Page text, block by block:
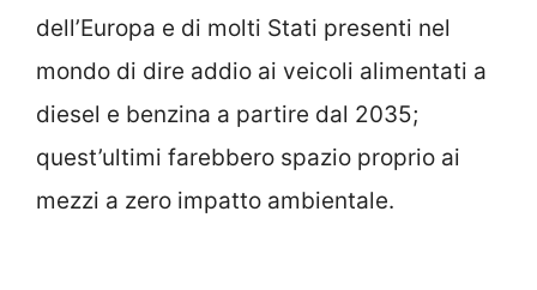
dell’Europa e di molti Stati presenti nel
mondo di dire addio ai veicoli alimentati a
diesel e benzina a partire dal 2035;
quest’ultimi farebbero spazio proprio ai
mezzi a zero impatto ambientale.